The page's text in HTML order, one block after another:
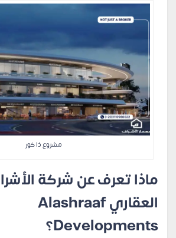
مشروع ذا كور
ماذا تعرف عن شركة
العقاري Alashraaf
Developments؟